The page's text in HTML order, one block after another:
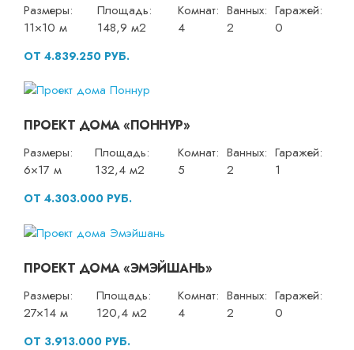
Размеры:
11×10 м
Площадь:
148,9 м2
Комнат:
4
Ванных:
2
Гаражей:
0
ОТ 4.839.250 РУБ.
ПРОЕКТ ДОМА «ПОННУР»
Размеры:
6×17 м
Площадь:
132,4 м2
Комнат:
5
Ванных:
2
Гаражей:
1
ОТ 4.303.000 РУБ.
ПРОЕКТ ДОМА «ЭМЭЙШАНЬ»
Размеры:
27×14 м
Площадь:
120,4 м2
Комнат:
4
Ванных:
2
Гаражей:
0
ОТ 3.913.000 РУБ.